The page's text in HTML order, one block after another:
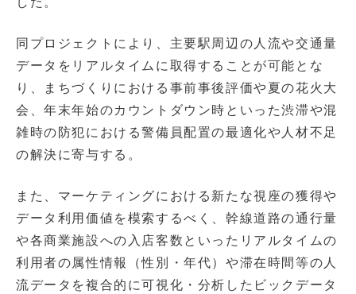
同プロジェクトにより、主要駅周辺の人流や交通量
データをリアルタイムに取得することが可能とな
り、まちづくりにおける事前事後評価や夏の花火大
会、年末年始のカウントダウン時といった渋滞や混
雑時の防犯における警備員配置の最適化や人材不足
の解決に寄与する。
また、マーケティングにおける新たな視座の獲得や
データ利用価値を模索するべく、幹線道路の通行量
や各商業施設への入店客数といったリアルタイムの
利用者の属性情報（性別・年代）や滞在時間等の人
流データを複合的に可視化・分析したビックデータ